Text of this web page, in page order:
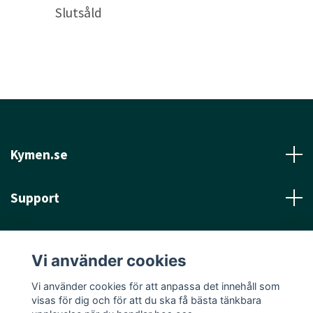
Slutsåld
Kymen.se
Support
Sociala medier
Vi använder cookies
Vi använder cookies för att anpassa det innehåll som
visas för dig och för att du ska få bästa tänkbara